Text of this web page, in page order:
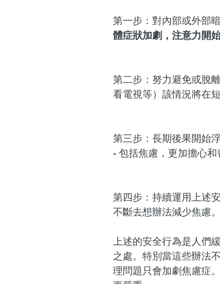
第一步：對內部或外部
體症狀加劇，注意力開
第二步：努力避免或脫
看電視等）該情況將在
第三步：長期後果開始
- 包括焦慮，更加擔心
第四步：持續運用上述
不斷去想辦法減少焦慮
上述的安全行為是人們
之處。特別當這些辦法
理問題只會加劇焦慮症